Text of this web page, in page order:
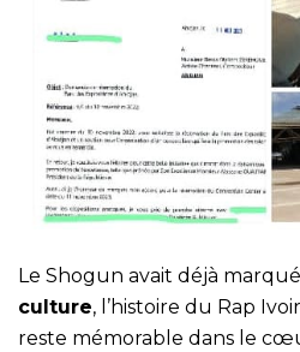
Le Shogun avait déjà
culture, l’histoire du Rap
reste mémorable dans le